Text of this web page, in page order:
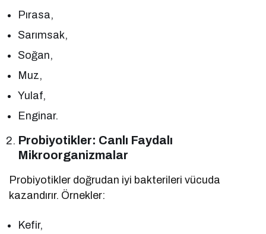
Pırasa,
Sarımsak,
Soğan,
Muz,
Yulaf,
Enginar.
Probiyotikler: Canlı Faydalı
Mikroorganizmalar
Probiyotikler doğrudan iyi bakterileri vücuda
kazandırır. Örnekler:
Kefir,